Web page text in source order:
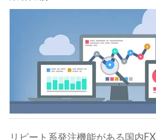
リピート系発注機能がある国内FX